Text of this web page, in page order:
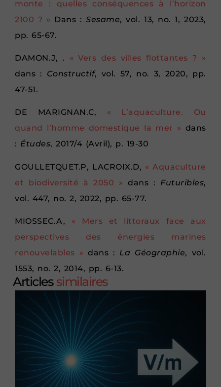
monte : quelles conséquences à l’horizon
2100 ? » Dans :Sesame, vol. 13, no. 1, 2023,
pp. 65-67.
DAMON.J, . « Vers des villes flottantes ? »
dans : Constructif, vol. 57, no. 3, 2020, pp.
47-51.
DE MARIGNAN.C, « L’aquaculture. Ou
quand l’homme domestique la mer » dans
: Études, 2017/4 (Avril), p. 19-30
GOULLETQUET.P, LACROIX.D, « Aquaculture
et biodiversité à 2050 » dans : Futuribles,
vol. 447, no. 2, 2022, pp. 65-77.
MIOSSEC.A, « Mers et littoraux face aux
perspectives des énergies marines
renouvelables » dans : La Géographie, vol.
1553, no. 2, 2014, pp. 6-13.
Articles similaires